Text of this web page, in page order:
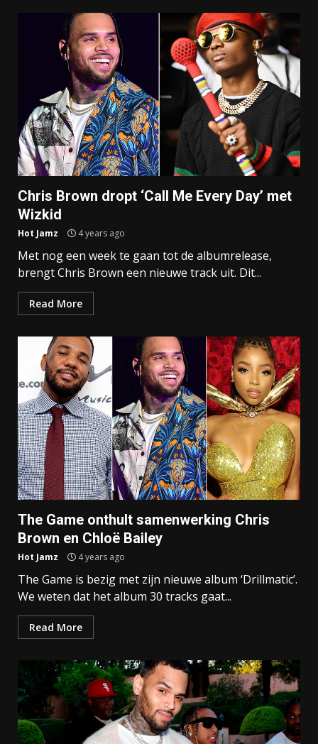
Chris Brown dropt ‘Call Me Every Day’ met
Wizkid
Hot Jamz 4 years ago
Met nog een week te gaan tot de albumrelease,
brengt Chris Brown een nieuwe track uit. Dit...
Read More
The Game onthult samenwerking Chris
Brown en Chloë Bailey
Hot Jamz 4 years ago
The Game is bezig met zijn nieuwe album ‘Drillmatic’.
We weten dat het album 30 tracks gaat...
Read More